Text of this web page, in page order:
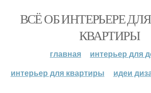
ВСЁ ОБ ИНТЕРЬЕРЕ
КВАРТИРЫ
главная
интерьер для
интерьер для квартиры
идеи